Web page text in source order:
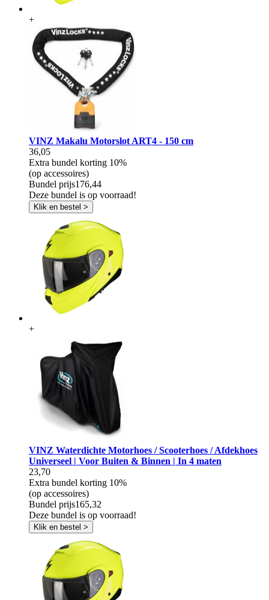
+
VINZ Makalu Motorslot ART4 - 150 cm
36,05
Extra bundel korting 10%
(op accessoires)
Bundel prijs176,44
Deze bundel is op voorraad!
Klik en bestel >
+
VINZ Waterdichte Motorhoes / Scooterhoes / Afdekhoes
Universeel | Voor Buiten & Binnen | In 4 maten
23,70
Extra bundel korting 10%
(op accessoires)
Bundel prijs165,32
Deze bundel is op voorraad!
Klik en bestel >